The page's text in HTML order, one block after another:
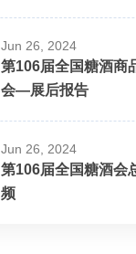
Jun 26, 2024
第106届全国糖酒商
会—展后报告
Jun 26, 2024
第106届全国糖酒会
频